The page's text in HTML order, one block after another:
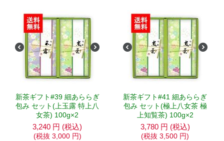
新茶ギフト#39 細あららぎ
包み セット(上玉露 特上八
女茶) 100g×2
3,240 円 (税込)
(税抜 3,000 円)
新茶ギフト#41 細あららぎ
包み セット(極上八女茶 極
上知覧茶) 100g×2
3,780 円 (税込)
(税抜 3,500 円)